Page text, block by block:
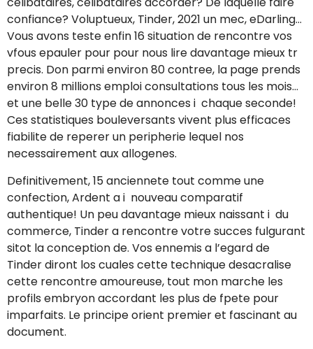
confiance? Voluptueux, Tinder, 2021 un mec, eDarling…
Vous avons teste enfin 16 situation de rencontre vos
vfous epauler pour pour nous lire davantage mieux tr
precis. Don parmi environ 80 contree, la page prends
environ 8 millions emploi consultations tous les mois…
et une belle 30 type de annonces i chaque seconde!
Ces statistiques bouleversants vivent plus efficaces
fiabilite de reperer un peripherie lequel nos
necessairement aux allogenes.
Definitivement, 15 anciennete tout comme une
confection, Ardent a i nouveau comparatif
authentique! Un peu davantage mieux naissant i du
commerce, Tinder a rencontre votre succes fulgurant
sitot la conception de. Vos ennemis a l’egard de
Tinder diront los cuales cette technique desacralise
cette rencontre amoureuse, tout mon marche les
profils embryon accordant les plus de fpete pour
imparfaits. Le principe orient premier et fascinant au
document.